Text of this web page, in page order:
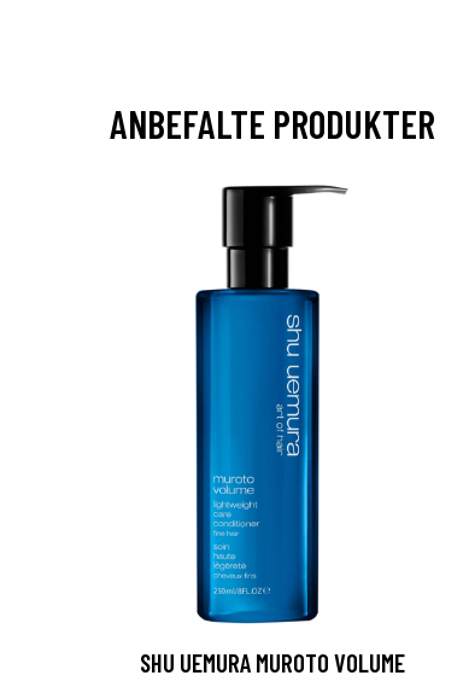
ANBEFALTE PRODUKTER
SHU UEMURA MUROTO VOLUME